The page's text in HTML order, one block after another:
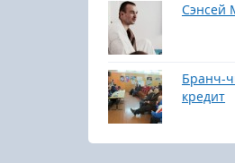
Сэнсей
Бранч-
кредит